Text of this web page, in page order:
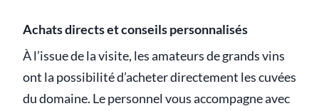
Achats directs et conseils personnalisés
À l’issue de la visite, les amateurs de grands vins
ont la possibilité d’acheter directement les cuvées
du domaine. Le personnel vous accompagne avec